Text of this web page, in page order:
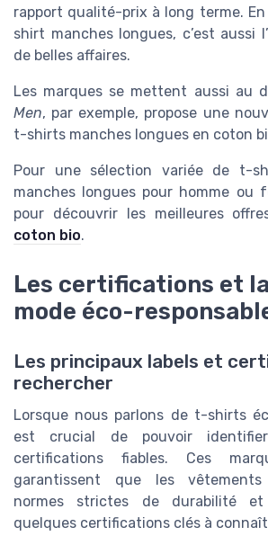
rapport qualité-prix à long terme.
shirt manches longues, c’est aussi
de belles affaires.
Les marques se mettent aussi au
Men, par exemple, propose une
t-shirts manches longues en coton
Pour une sélection variée de t-
manches longues pour homme ou
pour découvrir les meilleures
coton bio.
Les certifications et
mode éco-
Les principaux labels et
rechercher
Lorsque nous parlons de t-shirts
est crucial de pouvoir
certifications fiables. Ces
garantissent que les
normes strictes de durabilité et
quelques certifications clés à